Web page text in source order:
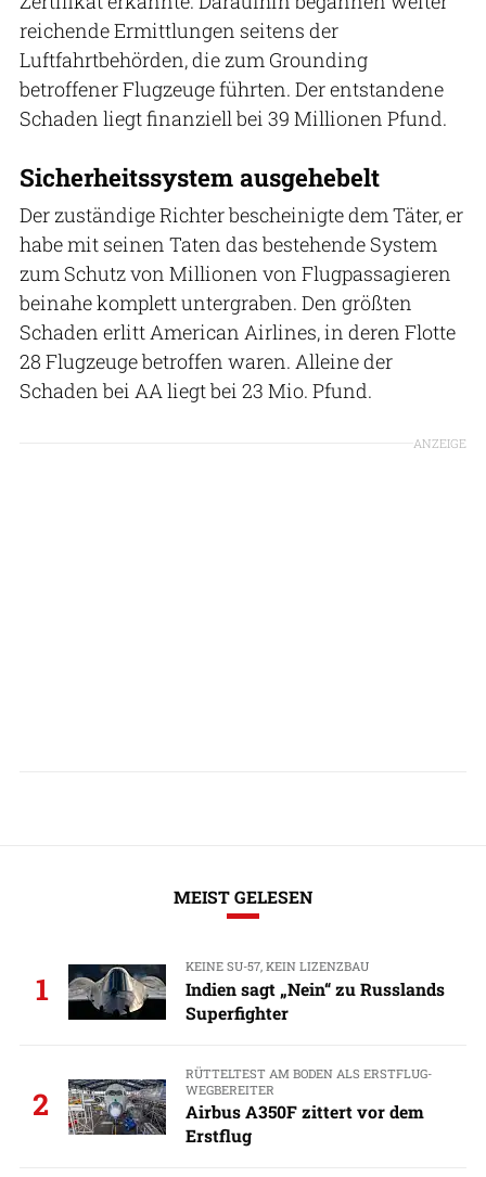
reichende Ermittlungen seitens der
Luftfahrtbehörden, die zum Grounding
betroffener Flugzeuge führten. Der entstandene
Schaden liegt finanziell bei 39 Millionen Pfund.
Sicherheitssystem ausgehebelt
Der zuständige Richter bescheinigte dem Täter, er
habe mit seinen Taten das bestehende System
zum Schutz von Millionen von Flugpassagieren
beinahe komplett untergraben. Den größten
Schaden erlitt American Airlines, in deren Flotte
28 Flugzeuge betroffen waren. Alleine der
Schaden bei AA liegt bei 23 Mio. Pfund.
ANZEIGE
MEIST GELESEN
1
KEINE SU-57, KEIN LIZENZBAU
Indien sagt „Nein“ zu Russlands
Superfighter
2
RÜTTELTEST AM BODEN ALS ERSTFLUG-
WEGBEREITER
Airbus A350F zittert vor dem
Erstflug